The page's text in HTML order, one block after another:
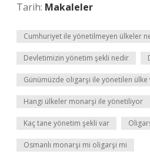
Tarih: Makaleler
Cumhuriyet ile yönetilmeyen ülkeler
Devletimizin yönetim şekli nedir
Günümüzde oligarşi ile yönetilen ülke
Hangi ülkeler monarşi ile yönetiliyor
Kaç tane yönetim şekli var
Osmanlı monarşi mi oligarşi mi